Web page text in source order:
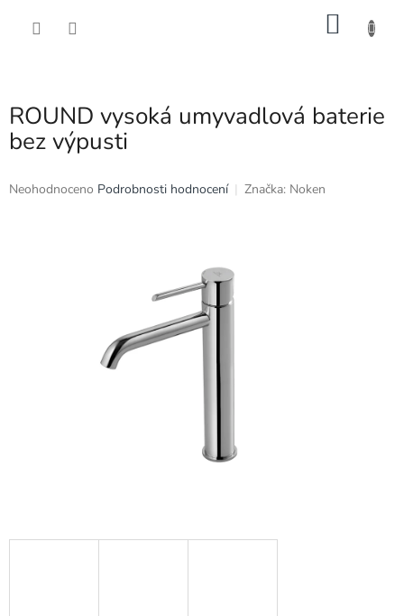
ROUND vysoká umyvadlová baterie
bez výpusti
Průměrné
Neohodnoceno Podrobnosti hodnocení Značka: Noken